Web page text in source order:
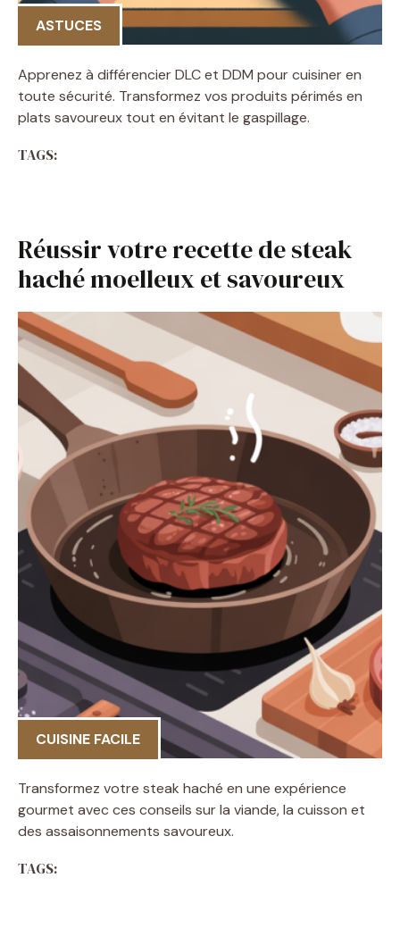
ASTUCES
Apprenez à différencier DLC et DDM pour cuisiner en
toute sécurité. Transformez vos produits périmés en
plats savoureux tout en évitant le gaspillage.
TAGS:
Réussir votre recette de steak
haché moelleux et savoureux
CUISINE FACILE
Transformez votre steak haché en une expérience
gourmet avec ces conseils sur la viande, la cuisson et
des assaisonnements savoureux.
TAGS: